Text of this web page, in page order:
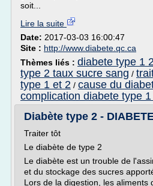
soit...
Lire la suite
Date: 2017-03-03 16:00:47
Site : http://www.diabete.qc.ca
Thèmes liés : diabete type 1
type 2 taux sucre sang /
type 1 et 2 / cause du
complication diabete type
Diabète type 2 -
Traiter tôt
Le diabète de type 2
Le diabète est un trouble de
et du stockage des sucres
Lors de la digestion, les aliments